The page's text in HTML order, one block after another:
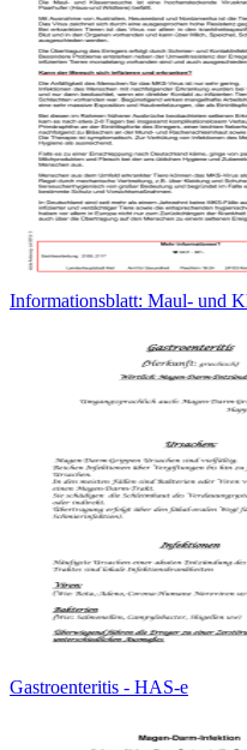
Informationsblatt: Maul- und
Gastroenteritis - HAS-e